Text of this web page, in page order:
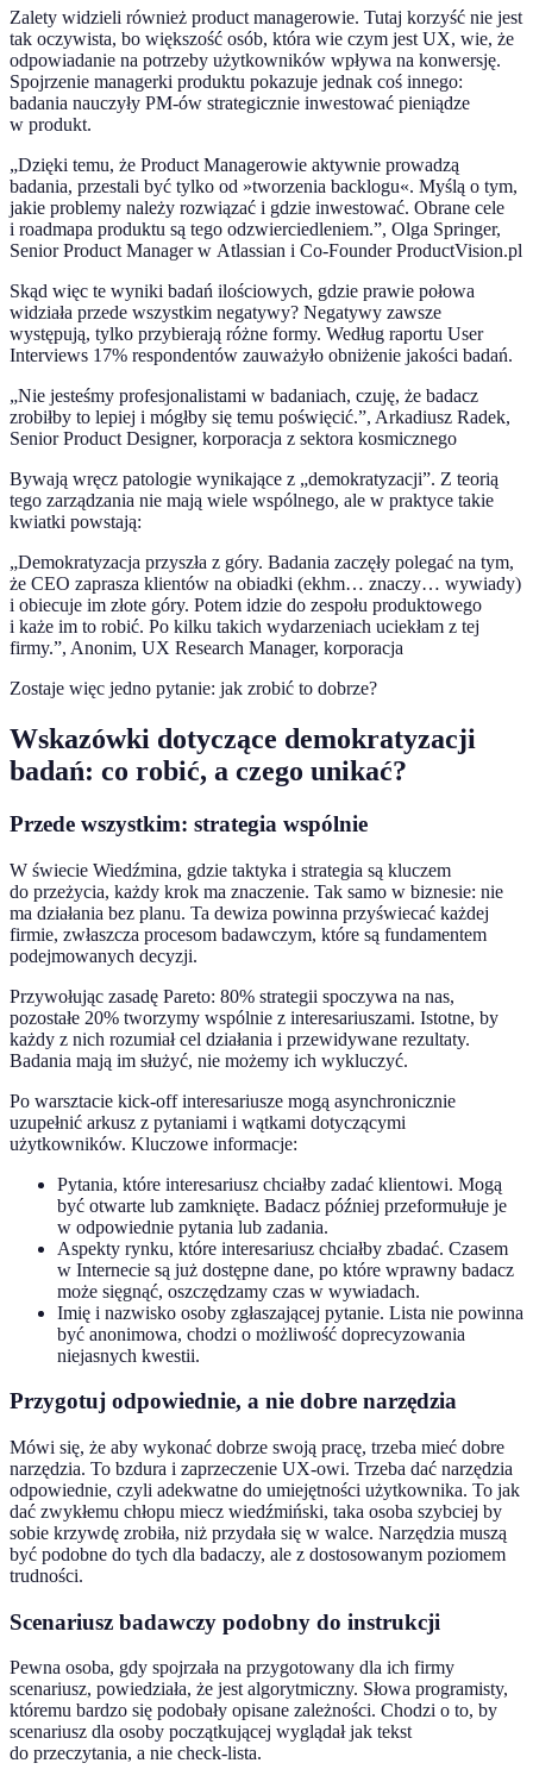
Zalety widzieli również product managerowie. Tutaj korzyść nie jest
tak oczywista, bo większość osób, która wie czym jest UX, wie, że
odpowiadanie na potrzeby użytkowników wpływa na konwersję.
Spojrzenie managerki produktu pokazuje jednak coś innego:
badania nauczyły PM-ów strategicznie inwestować pieniądze
w produkt.
„Dzięki temu, że Product Managerowie aktywnie prowadzą
badania, przestali być tylko od »tworzenia backlogu«. Myślą o tym,
jakie problemy należy rozwiązać i gdzie inwestować. Obrane cele
i roadmapa produktu są tego odzwierciedleniem.”, Olga Springer,
Senior Product Manager w Atlassian i Co-Founder ProductVision.pl
Skąd więc te wyniki badań ilościowych, gdzie prawie połowa
widziała przede wszystkim negatywy? Negatywy zawsze
występują, tylko przybierają różne formy. Według raportu User
Interviews 17% respondentów zauważyło obniżenie jakości badań.
„Nie jesteśmy profesjonalistami w badaniach, czuję, że badacz
zrobiłby to lepiej i mógłby się temu poświęcić.”, Arkadiusz Radek,
Senior Product Designer, korporacja z sektora kosmicznego
Bywają wręcz patologie wynikające z „demokratyzacji”. Z teorią
tego zarządzania nie mają wiele wspólnego, ale w praktyce takie
kwiatki powstają:
„Demokratyzacja przyszła z góry. Badania zaczęły polegać na tym,
że CEO zaprasza klientów na obiadki (ekhm… znaczy… wywiady)
i obiecuje im złote góry. Potem idzie do zespołu produktowego
i każe im to robić. Po kilku takich wydarzeniach uciekłam z tej
firmy.”, Anonim, UX Research Manager, korporacja
Zostaje więc jedno pytanie: jak zrobić to dobrze?
Wskazówki dotyczące demokratyzacji
badań: co robić, a czego unikać?
Przede wszystkim: strategia wspólnie
W świecie Wiedźmina, gdzie taktyka i strategia są kluczem
do przeżycia, każdy krok ma znaczenie. Tak samo w biznesie: nie
ma działania bez planu. Ta dewiza powinna przyświecać każdej
firmie, zwłaszcza procesom badawczym, które są fundamentem
podejmowanych decyzji.
Przywołując zasadę Pareto: 80% strategii spoczywa na nas,
pozostałe 20% tworzymy wspólnie z interesariuszami. Istotne, by
każdy z nich rozumiał cel działania i przewidywane rezultaty.
Badania mają im służyć, nie możemy ich wykluczyć.
Po warsztacie kick-off interesariusze mogą asynchronicznie
uzupełnić arkusz z pytaniami i wątkami dotyczącymi
użytkowników. Kluczowe informacje:
Pytania, które interesariusz chciałby zadać klientowi. Mogą
być otwarte lub zamknięte. Badacz później przeformułuje je
w odpowiednie pytania lub zadania.
Aspekty rynku, które interesariusz chciałby zbadać. Czasem
w Internecie są już dostępne dane, po które wprawny badacz
może sięgnąć, oszczędzamy czas w wywiadach.
Imię i nazwisko osoby zgłaszającej pytanie. Lista nie powinna
być anonimowa, chodzi o możliwość doprecyzowania
niejasnych kwestii.
Przygotuj odpowiednie, a nie dobre narzędzia
Mówi się, że aby wykonać dobrze swoją pracę, trzeba mieć dobre
narzędzia. To bzdura i zaprzeczenie UX-owi. Trzeba dać narzędzia
odpowiednie, czyli adekwatne do umiejętności użytkownika. To jak
dać zwykłemu chłopu miecz wiedźmiński, taka osoba szybciej by
sobie krzywdę zrobiła, niż przydała się w walce. Narzędzia muszą
być podobne do tych dla badaczy, ale z dostosowanym poziomem
trudności.
Scenariusz badawczy podobny do instrukcji
Pewna osoba, gdy spojrzała na przygotowany dla ich firmy
scenariusz, powiedziała, że jest algorytmiczny. Słowa programisty,
któremu bardzo się podobały opisane zależności. Chodzi o to, by
scenariusz dla osoby początkującej wyglądał jak tekst
do przeczytania, a nie check-lista.